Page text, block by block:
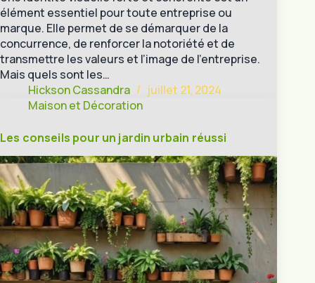
élément essentiel pour toute entreprise ou
marque. Elle permet de se démarquer de la
concurrence, de renforcer la notoriété et de
transmettre les valeurs et l’image de l’entreprise.
Mais quels sont les…
Hickson Cassandra
juillet 21, 2024
Maison et Décoration
Les conseils pour un jardin urbain réussi